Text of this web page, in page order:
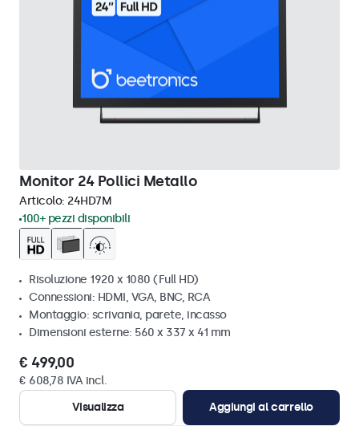
Monitor 24 Pollici Metallo
Articolo: 24HD7M
100+ pezzi disponibili
Risoluzione 1920 x 1080 (Full HD)
Connessioni: HDMI, VGA, BNC, RCA
Montaggio: scrivania, parete, incasso
Dimensioni esterne: 560 x 337 x 41 mm
€ 499,00
€ 608,78 IVA incl.
Visualizza
Aggiungi al carrello